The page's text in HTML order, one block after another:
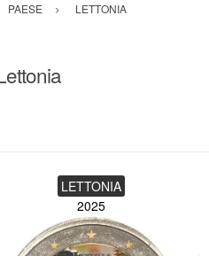
PAESE LETTONIA
LETTONIA
2025